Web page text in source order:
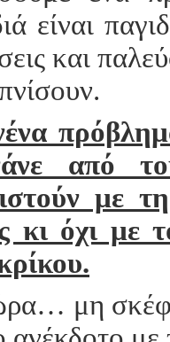
είναι
και
από
με
κι όχι
μη